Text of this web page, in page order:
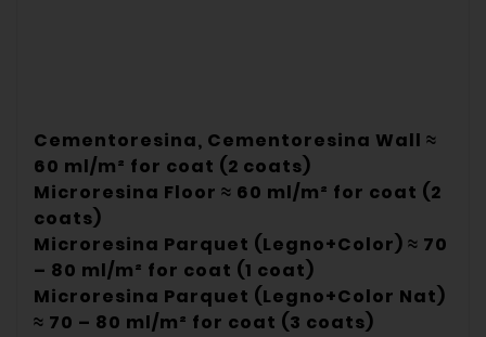
Cementoresina, Cementoresina Wall ≈
60 ml/m² for coat (2 coats)
Microresina Floor ≈ 60 ml/m² for coat (2
coats)
Microresina Parquet (Legno+Color) ≈ 70
– 80 ml/m² for coat (1 coat)
Microresina Parquet (Legno+Color Nat)
≈ 70 – 80 ml/m² for coat (3 coats)